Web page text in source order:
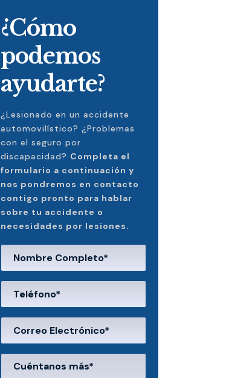
¿Cómo
podemos
ayudarte?
¿Lesionado en un accidente
automovilístico? ¿Problemas
con el seguro por
discapacidad? Completa el
formulario a continuación y
nos pondremos en contacto
contigo pronto para hablar
sobre tu accidente o
necesidades por lesiones.